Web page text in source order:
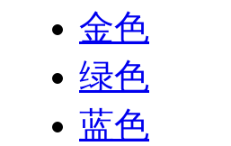
金色
绿色
蓝色